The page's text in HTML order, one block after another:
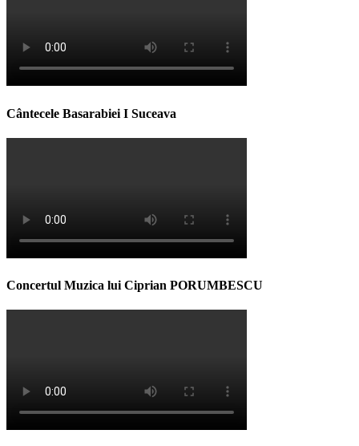
Cântecele Basarabiei I Suceava
Concertul Muzica lui Ciprian PORUMBESCU